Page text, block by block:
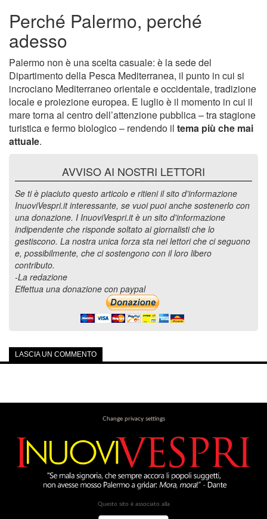
Perché Palermo, perché
adesso
Palermo non è una scelta casuale: è la sede del
Dipartimento della Pesca Mediterranea, il punto in cui si
incrociano Mediterraneo orientale e occidentale, tradizione
locale e proiezione europea. E luglio è il momento in cui il
mare torna al centro dell’attenzione pubblica – tra stagione
turistica e fermo biologico – rendendo il tema più che mai
attuale.
AVVISO AI NOSTRI LETTORI
Se ti è piaciuto questo articolo e ritieni il sito d'informazione
InuoviVespri.it interessante, se vuoi puoi anche sostenerlo con
una donazione. I InuoviVespri.it è un sito d'informazione
indipendente che risponde soltato ai giornalisti che lo
gestiscono. La nostra unica forza sta nei lettori che ci seguono
e, possibilmente, che ci sostengono con il loro libero
contributo.
-La redazione
Effettua una donazione con paypal
LASCIA UN COMMENTO
Change privacy settings
Questo sito è associato alla